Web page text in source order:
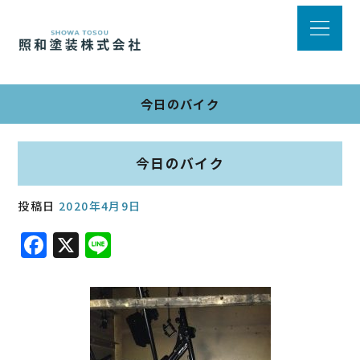
今日のバイク
今日のバイク
投稿日 2020年4月9日
F
a
X
e